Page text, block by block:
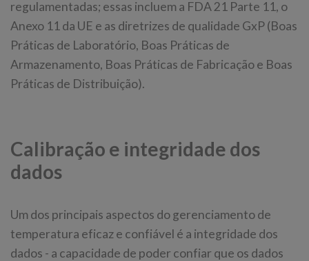
regulamentadas; essas incluem a FDA 21 Parte 11, o
Anexo 11 da UE e as diretrizes de qualidade GxP (Boas
Práticas de Laboratório, Boas Práticas de
Armazenamento, Boas Práticas de Fabricação e Boas
Práticas de Distribuição).
Calibração e integridade dos
dados
Um dos principais aspectos do gerenciamento de
temperatura eficaz e confiável é a integridade dos
dados - a capacidade de poder confiar que os dados